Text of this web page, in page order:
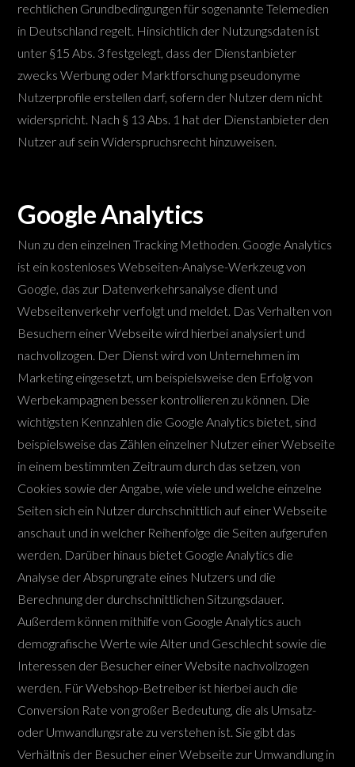
rechtlichen Grundbedingungen für sogenannte Telemedien
in Deutschland regelt. Hinsichtlich der Nutzungsdaten ist
unter §15 Abs. 3 festgelegt, dass der Dienstanbieter
zwecks Werbung oder Marktforschung pseudonyme
Nutzerprofile erstellen darf, sofern der Nutzer dem nicht
widerspricht. Nach § 13 Abs. 1 hat der Dienstanbieter den
Nutzer auf sein Widerspruchsrecht hinzuweisen.
Google Analytics
Nun zu den einzelnen Tracking Methoden. Google Analytics
ist ein kostenloses Webseiten-Analyse-Werkzeug von
Google, das zur Datenverkehrsanalyse dient und
Webseitenverkehr verfolgt und meldet. Das Verhalten von
Besuchern einer Webseite wird hierbei analysiert und
nachvollzogen. Der Dienst wird von Unternehmen im
Marketing eingesetzt, um beispielsweise den Erfolg von
Werbekampagnen besser kontrollieren zu können. Die
wichtigsten Kennzahlen die Google Analytics bietet, sind
beispielsweise das Zählen einzelner Nutzer einer Webseite
in einem bestimmten Zeitraum durch das setzen, von
Cookies sowie der Angabe, wie viele und welche einzelne
Seiten sich ein Nutzer durchschnittlich auf einer Webseite
anschaut und in welcher Reihenfolge die Seiten aufgerufen
werden. Darüber hinaus bietet Google Analytics die
Analyse der Absprungrate eines Nutzers und die
Berechnung der durchschnittlichen Sitzungsdauer.
Außerdem können mithilfe von Google Analytics auch
demografische Werte wie Alter und Geschlecht sowie die
Interessen der Besucher einer Website nachvollzogen
werden. Für Webshop-Betreiber ist hierbei auch die
Conversion Rate von großer Bedeutung, die als Umsatz-
oder Umwandlungsrate zu verstehen ist. Sie gibt das
Verhältnis der Besucher einer Webseite zur Umwandlung in